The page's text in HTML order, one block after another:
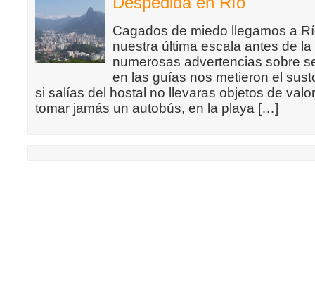
Cagados de miedo llegamos a
nuestra última escala antes de
numerosas advertencias sobre
en las guías nos metieron el
si salías del hostal no llevaras objetos de
tomar jamás un autobús, en la playa […]